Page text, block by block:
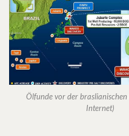
Ölfunde vor der braslianischen
Internet)